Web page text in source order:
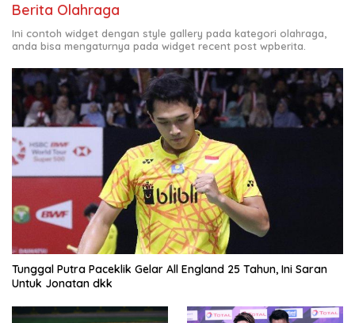
Berita Olahraga
Ini contoh widget dengan style gallery pada kategori olahraga,
anda bisa mengaturnya pada widget recent post wpberita.
Tunggal Putra Paceklik Gelar All England 25 Tahun, Ini Saran
Untuk Jonatan dkk